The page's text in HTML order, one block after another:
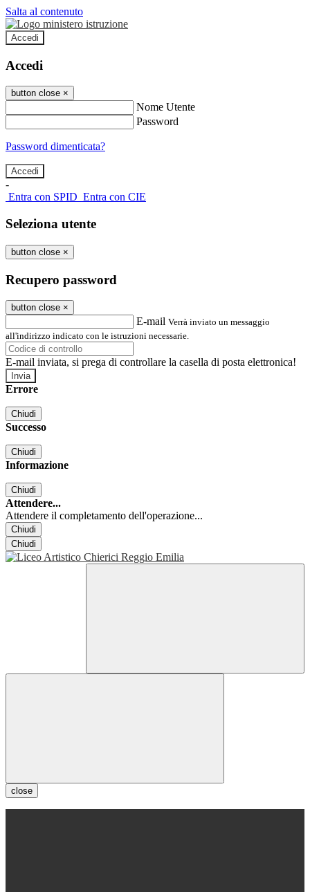
Salta al contenuto
Accedi
Accedi
button close ×
Nome Utente
Password
Password dimenticata?
-
Entra con SPID Entra con CIE
Seleziona utente
button close ×
Recupero password
button close ×
E-mail Verrà inviato un messaggio
all'indirizzo indicato con le istruzioni necessarie.
E-mail inviata, si prega di controllare la casella di posta elettronica!
Errore
Chiudi
Successo
Chiudi
Informazione
Chiudi
Attendere...
Attendere il completamento dell'operazione...
Chiudi
Chiudi
close